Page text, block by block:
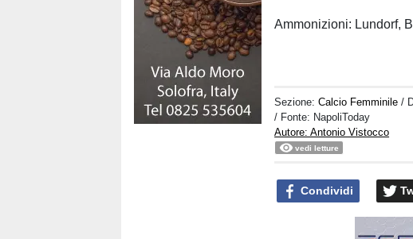
Ammonizioni: Lundorf,
Sezione:Calcio Femminile /
/ Fonte: NapoliToday
Autore: Antonio Vistocco
vedi letture
Condividi